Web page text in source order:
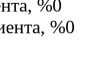
%0
%0